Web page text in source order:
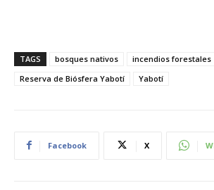
TAGS bosques nativos incendios forestales
Reserva de Biósfera Yabotí
Yabotí
Facebook X